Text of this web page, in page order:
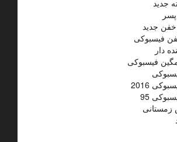
جدید
جدید
فیسبوکی
دار
فیسبوکی
2016
95
زمستانی